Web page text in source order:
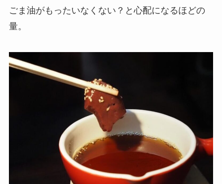
ごま油がもったいなくない？と心配になるほどの
量。